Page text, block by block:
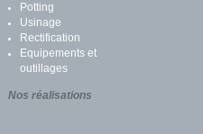
Potting
Usinage
Rectification
Equipements et
outillages
Nos réalisations